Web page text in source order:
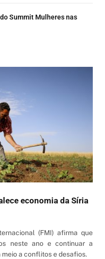
Summit Mulheres nas
economia da Síria
(FMI) afirma que
neste ano e continuar a
a conflitos e desafios.